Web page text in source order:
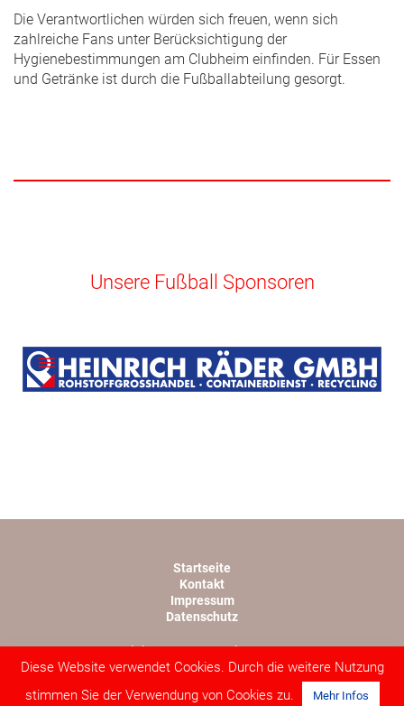
Die Verantwortlichen würden sich freuen, wenn sich
zahlreiche Fans unter Berücksichtigung der
Hygienebestimmungen am Clubheim einfinden. Für Essen
und Getränke ist durch die Fußballabteilung gesorgt.
Unsere Fußball Sponsoren
Startseite
Kontakt
Impressum
Datenschutz
Copyright TSV 1945 Rothwesten e.V.
Webdesign von lopri.com
Diese Website verwendet Cookies. Durch die weitere Nutzung
stimmen Sie der Verwendung von Cookies zu.
Mehr Infos